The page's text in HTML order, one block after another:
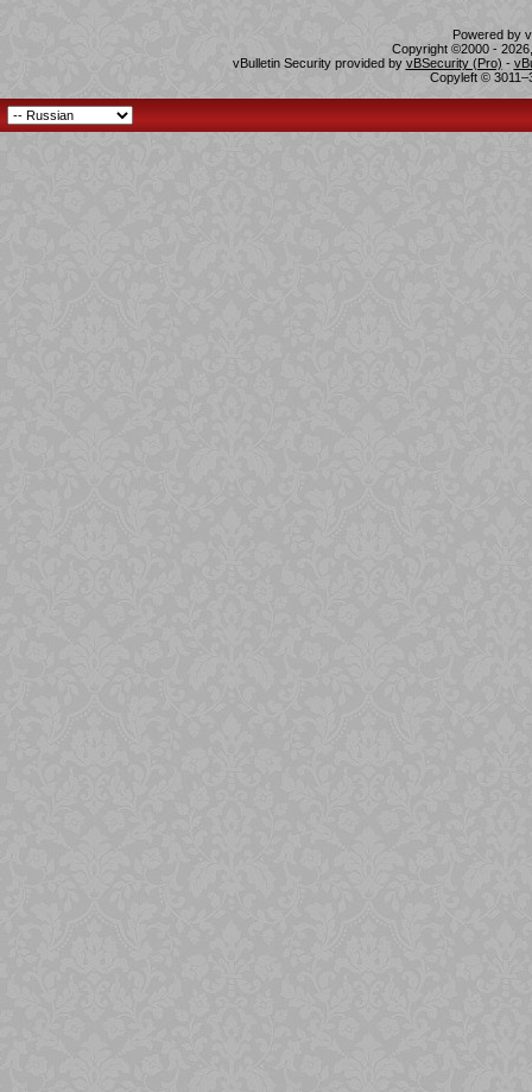
Powered by
Copyright ©2000 -
vBulletin Security provided by vBSecurity (Pro) -
Copyleft ©